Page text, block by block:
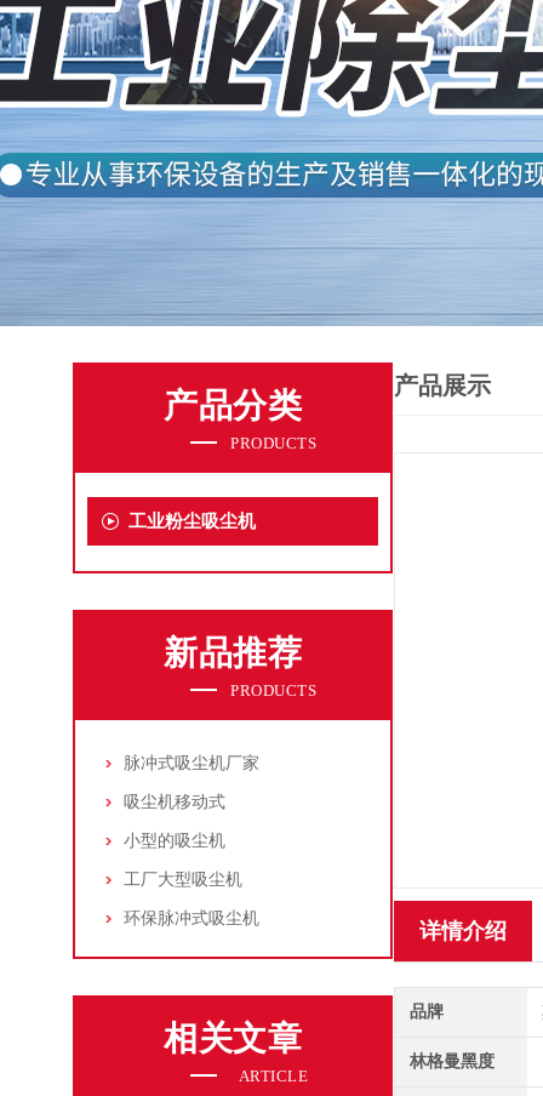
产品分类
PRODUCTS
工业粉尘吸尘机
新品推荐
PRODUCTS
脉冲式吸尘机厂家
吸尘机移动式
小型的吸尘机
工厂大型吸尘机
环保脉冲式吸尘机
相关文章
ARTICLE
产品展示
详情介绍
品牌
林格曼黑度